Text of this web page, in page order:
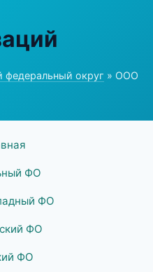
федеральный округ » ООО
ФО
ФО
ФО
ФО